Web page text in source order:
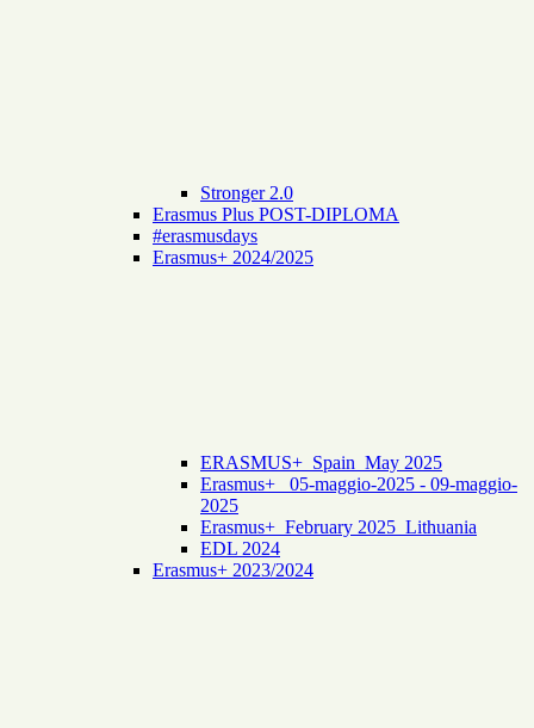
Stronger 2.0
Erasmus Plus POST-DIPLOMA
#erasmusdays
Erasmus+ 2024/2025
ERASMUS+_Spain_May 2025
Erasmus+_ 05-maggio-2025 - 09-maggio-
2025
Erasmus+_February 2025_Lithuania
EDL 2024
Erasmus+ 2023/2024